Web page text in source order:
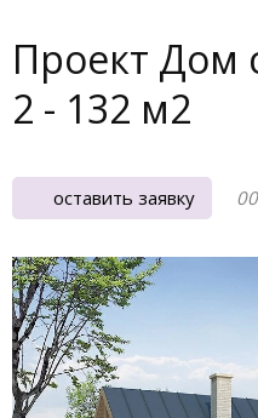
Проект Дом
2 - 132 м2
оставить заявку